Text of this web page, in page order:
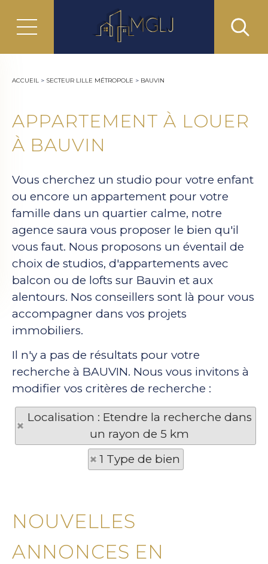
ACCUEIL > SECTEUR LILLE MÉTROPOLE > BAUVIN
APPARTEMENT À LOUER
À BAUVIN
Vous cherchez un studio pour votre enfant
ou encore un appartement pour votre
famille dans un quartier calme, notre
agence saura vous proposer le bien qu'il
vous faut. Nous proposons un éventail de
choix de studios, d'appartements avec
balcon ou de lofts sur Bauvin et aux
alentours. Nos conseillers sont là pour vous
accompagner dans vos projets
immobiliers.
Il n'y a pas de résultats pour votre
recherche à BAUVIN. Nous vous invitons à
modifier vos critères de recherche :
Localisation : Etendre la recherche dans
un rayon de 5 km
1 Type de bien
NOUVELLES
ANNONCES EN